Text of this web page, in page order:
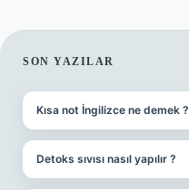
SIDEBAR
SON YAZILAR
Kısa not İngilizce ne demek ?
Detoks sıvısı nasıl yapılır ?